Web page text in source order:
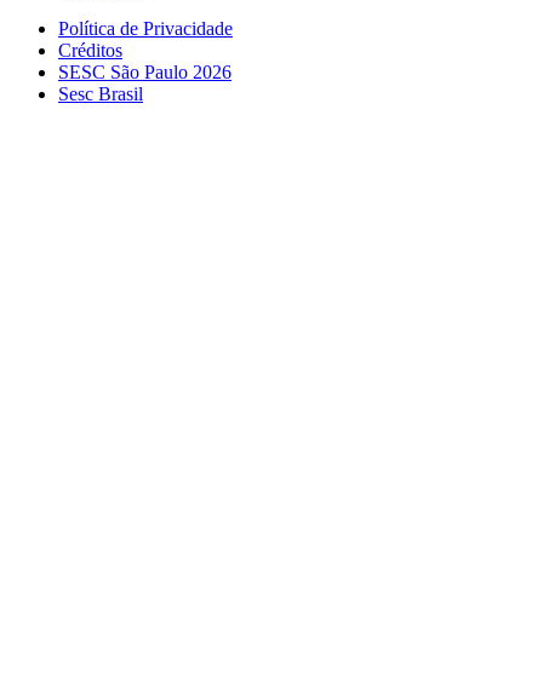
Política de Privacidade
Créditos
SESC São Paulo 2026
Sesc Brasil